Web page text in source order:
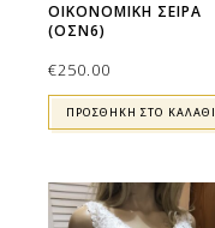
ΟΙΚΟΝΟΜΙΚΉ ΣΕΙΡΆ
(ΟΣΝ6)
€250.00
ΠΡΟΣΘΉΚΗ ΣΤΟ ΚΑΛΆΘΙ